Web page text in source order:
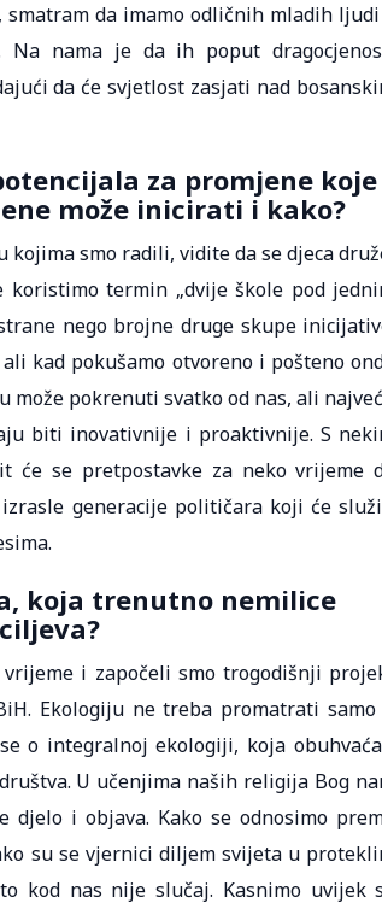
da imamo odličnih mladih
nama je da ih poput
da će svjetlost zasjati nad
za promjene koje
može inicirati i kako?
kojima smo radili, vidite da se djeca
termin „dvije škole pod
nego brojne druge skupe
kad pokušamo otvoreno i pošteno
može pokrenuti svatko od nas, ali
biti inovativnije i proaktivnije. S
će se pretpostavke za neko vrijeme
generacije političara koji će
koja trenutno nemilice
i započeli smo trogodišnji
Ekologiju ne treba promatrati samo
o integralnoj ekologiji, koja
U učenjima naših religija Bog
i objava. Kako se odnosimo
su se vjernici diljem svijeta u
kod nas nije slučaj. Kasnimo uvijek